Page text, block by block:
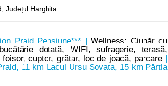
Județul Harghita
Praid Pensiune*** |Wellness: Ciubăr cu
dotată, WIFI, sufragerie, terasă,
foișor, cuptor, grătar, loc de joacă, parcare
11 km Lacul Ursu Sovata, 15 km Pârtia